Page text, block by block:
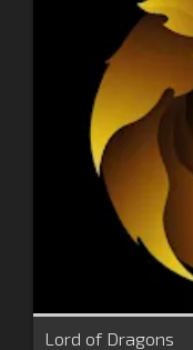
Lord of Dragons